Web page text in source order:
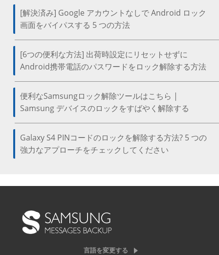
[解決済み] Google アカウントなしで Android ロック
画面をバイパスする 5 つの方法
[6つの便利な方法] 出荷時設定にリセットせずに
Android携帯電話のパスワードをロック解除する方法
便利なSamsungロック解除ツールはこちら |
Samsung デバイスのロックをすばやく解除する
Galaxy S4 PINコードのロックを解除する方法? 5 つの
強力なアプローチをチェックしてください
言語を変更する